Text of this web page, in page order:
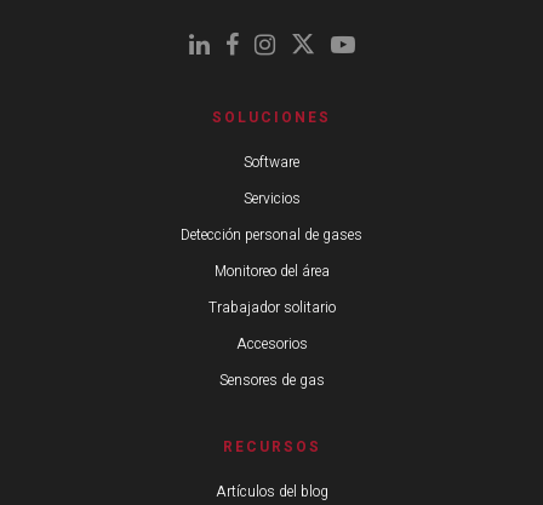
SOLUCIONES
Software
Servicios
Detección personal de gases
Monitoreo del área
Trabajador solitario
Accesorios
Sensores de gas
RECURSOS
Artículos del blog